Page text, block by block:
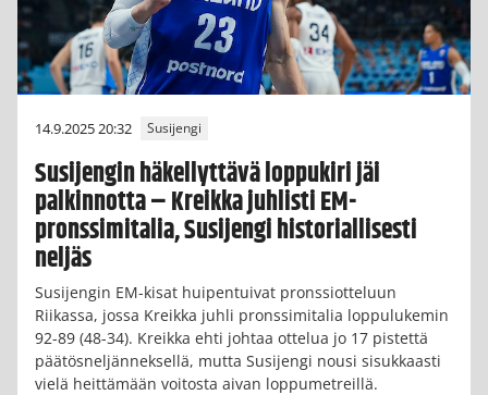
14.9.2025 20:32 Susijengi
Susijengin häkellyttävä loppukiri jäi
palkinnotta – Kreikka juhlisti EM-
pronssimitalia, Susijengi historiallisesti
neljäs
Susijengin EM-kisat huipentuivat pronssiotteluun
Riikassa, jossa Kreikka juhli pronssimitalia loppulukemin
92-89 (48-34). Kreikka ehti johtaa ottelua jo 17 pistettä
päätösneljänneksellä, mutta Susijengi nousi sisukkaasti
vielä heittämään voitosta aivan loppumetreillä.